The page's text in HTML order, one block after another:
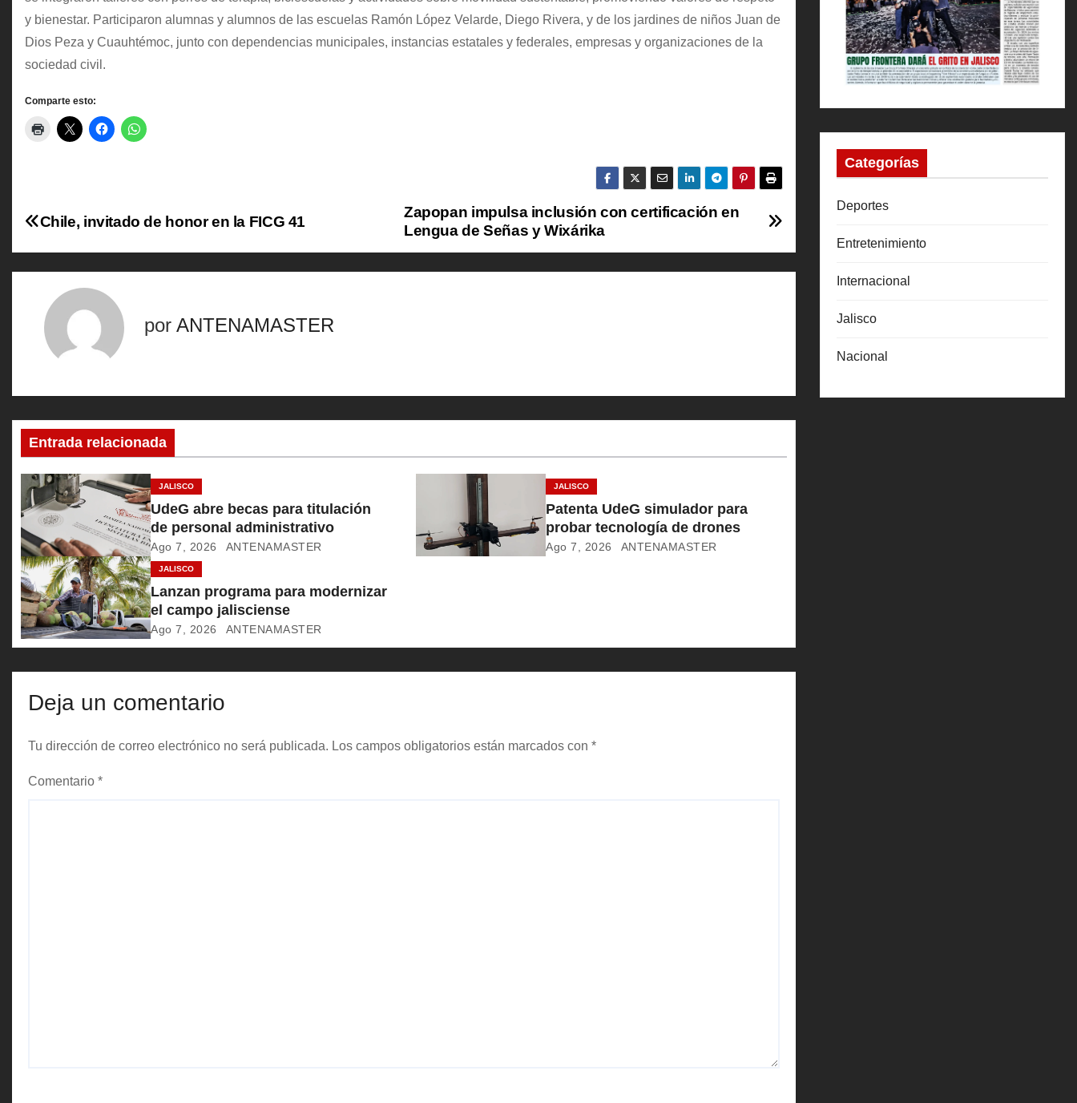
y bienestar. Participaron alumnas y alumnos de las escuelas Ramón López Velarde, Diego Rivera, y de los jardines de niños Juan de
Dios Peza y Cuauhtémoc, junto con dependencias municipales, instancias estatales y federales, empresas y organizaciones de la
sociedad civil.
Comparte esto:
N
a
c
i
ó
n
d
e
e
n
t
a
d
Zapopan impulsa inclusión con certificación en
Lengua de Señas y Wixárika
Chile, invitado de honor en la FICG 41
por ANTENAMASTER
Entrada relacionada
JALISCO
UdeG abre becas para titulación
de personal administrativo
Ago 7, 2026 ANTENAMASTER
JALISCO
Patenta UdeG simulador para
probar tecnología de drones
Ago 7, 2026 ANTENAMASTER
JALISCO
Lanzan programa para modernizar
el campo jalisciense
Ago 7, 2026 ANTENAMASTER
Deja un comentario
Tu dirección de correo electrónico no será publicada. Los campos obligatorios están marcados con *
Comentario *
Categorías
Deportes
Entretenimiento
Internacional
Jalisco
Nacional